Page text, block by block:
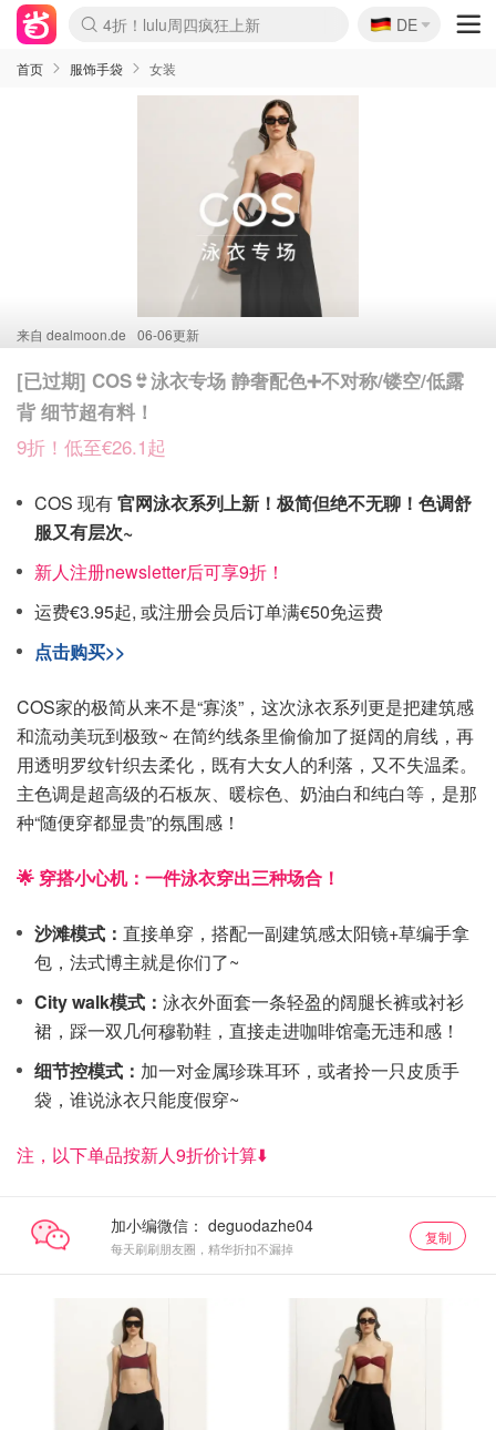
Boticinal 夏促开抢！
4折！lulu周四疯狂上新
还没结束！&OtherStories大促
Joybuy变相75折 随时失效
速领！Stanley独家85折
疑似霸哥！Camper额外叠85折
Zalando 奥莱闪促！每日更新
Moncler反季囤！5折起+叠9折
Coach Brooklyn仅€192
🇩🇪
DE
首页 服饰手袋 女装
来自 dealmoon.de 06-06更新
[已过期] COS👙泳衣专场 静奢配色➕不对称/镂空/低露
背 细节超有料！
9折！低至€26.1起
COS 现有官网泳衣系列上新！极简但绝不无聊！色调舒
服又有层次~
新人注册newsletter后可享9折！
运费€3.95起, 或注册会员后订单满€50免运费
点击购买>>
COS家的极简从来不是“寡淡”，这次泳衣系列更是把建筑感
和流动美玩到极致~ 在简约线条里偷偷加了挺阔的肩线，再
用透明罗纹针织去柔化，既有大女人的利落，又不失温柔。
主色调是超高级的石板灰、暖棕色、奶油白和纯白等，是那
种“随便穿都显贵”的氛围感！
🌟 穿搭小心机：一件泳衣穿出三种场合！
沙滩模式： 直接单穿，搭配一副建筑感太阳镜+草编手拿
包，法式博主就是你们了~
City walk模式： 泳衣外面套一条轻盈的阔腿长裤或衬衫
裙，踩一双几何穆勒鞋，直接走进咖啡馆毫无违和感！
细节控模式： 加一对金属珍珠耳环，或者拎一只皮质手
袋，谁说泳衣只能度假穿~
注，以下单品按新人9折价计算⬇️
加小编微信：
每天刷刷朋友圈，精华折扣不漏掉
复制